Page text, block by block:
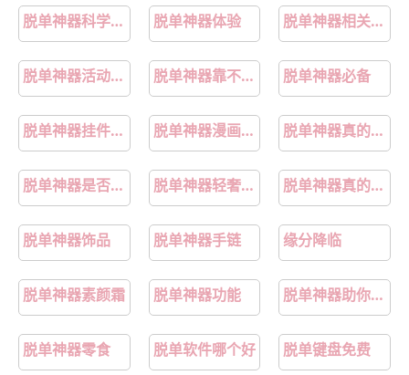
脱单神器科学解释 脱单神器体验 脱单神器相关趣事
脱单神器活动效果 脱单神器靠不靠谱 脱单神器必备
脱单神器挂件包包 脱单神器漫画阅读 脱单神器真的有用吗
脱单神器是否靠谱 脱单神器轻奢高级 脱单神器真的存在吗
脱单神器饰品 脱单神器手链 缘分降临
脱单神器素颜霜 脱单神器功能 脱单神器助你脱单
脱单神器零食 脱单软件哪个好 脱单键盘免费